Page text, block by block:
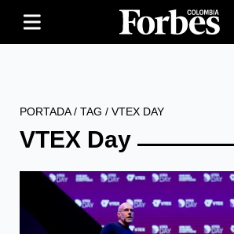
PORTADA/ TAG / VTEX DAY
VTEX Day